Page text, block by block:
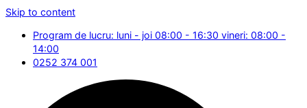
Skip to content
Program de lucru: luni - joi 08:00 - 16:30 vineri: 08:00 -
14:00
0252 374 001